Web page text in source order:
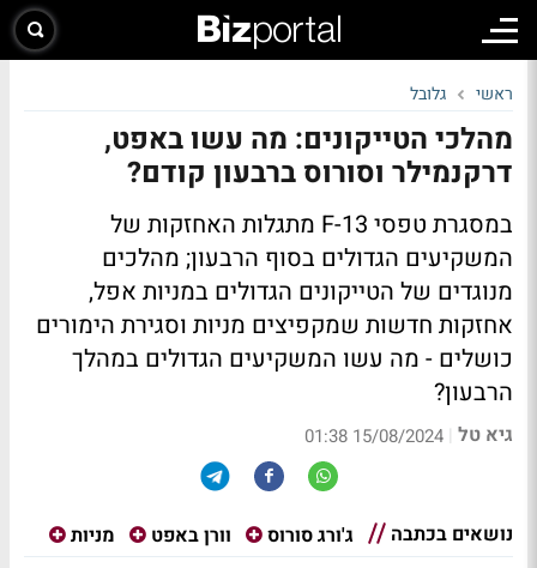
ראשי גלובל
מהלכי הטייקונים: מה עשו באפט,
דרקנמילר וסורוס ברבעון קודם?
במסגרת טפסי F-13 מתגלות האחזקות של
המשקיעים הגדולים בסוף הרבעון; מהלכים
מנוגדים של הטייקונים הגדולים במניות אפל,
אחזקות חדשות שמקפיצים מניות וסגירת הימורים
כושלים - מה עשו המשקיעים הגדולים במהלך
הרבעון?
גיא טל |
15/08/2024 01:38
נושאים בכתבה ג'ורג סורוס וורן באפט מניות